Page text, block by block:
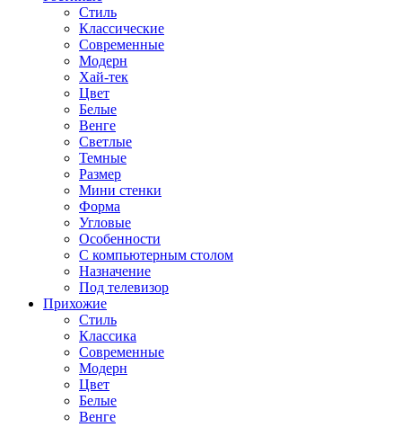
Стиль
Классические
Современные
Модерн
Хай-тек
Цвет
Белые
Венге
Светлые
Темные
Размер
Мини стенки
Форма
Угловые
Особенности
С компьютерным столом
Назначение
Под телевизор
Прихожие
Стиль
Классика
Современные
Модерн
Цвет
Белые
Венге